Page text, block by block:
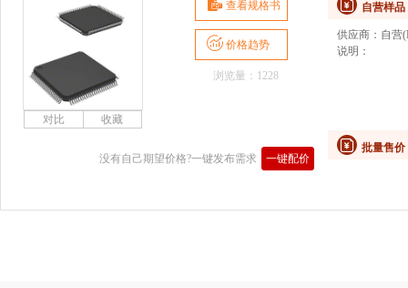
查看规格书
价格趋势
浏览量：1228
没有自己期望价格?一键发布需求 一键配价
自营样品
供应商： 自营
说明：
批量售价